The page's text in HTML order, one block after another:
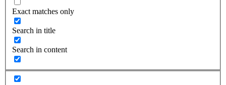
Exact matches only
Search in title
Search in content